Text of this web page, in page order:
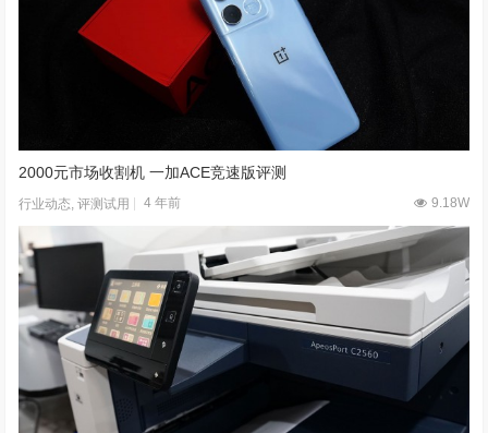
2000元市场收割机 一加ACE竞速版评测
行业动态,评测试用 4 年前 9.18W